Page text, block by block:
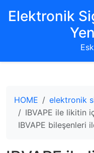
Elektronik
HOME
elektronik
IBVAPE ile likitin
IBVAPE bileşenleri